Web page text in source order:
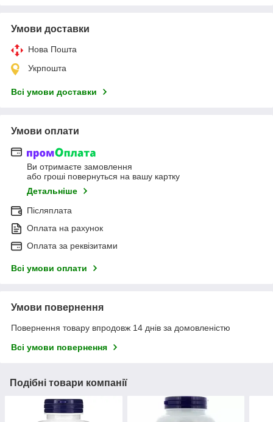
Умови доставки
Нова Пошта
Укрпошта
Всі умови доставки
Умови оплати
Ви отримаєте замовлення
або гроші повернуться на вашу картку
Детальніше
Післяплата
Оплата на рахунок
Оплата за реквізитами
Всі умови оплати
Умови повернення
Повернення товару впродовж 14 днів за домовленістю
Всі умови повернення
Подібні товари компанії